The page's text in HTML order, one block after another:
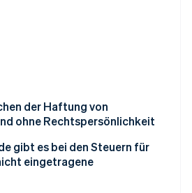
der Haftung von
ohne Rechtspersönlichkeit
gibt es bei den Steuern für
eingetragene